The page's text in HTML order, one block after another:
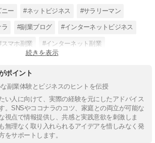
ー #ネットビジネス #サラリーマン
#副業ブログ #インターネットビジネス
スマホ副業 #インターネット副業
続きを表示
ポイント
な副業体験とビジネスのヒントを伝授
い人に向けて、実際の経験を元にしたアドバイス
。SNSやココナラのコツ、家庭との両立が可能な
視点で情報提供し、共感と実践意欲を刺激しま
無理なく取り入れられるアイデアを惜しみなく発
をサポートします。